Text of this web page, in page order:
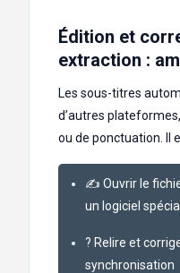
Édition et
extraction :
Les sous-titres
d’autres
ou de ponctuation. Il
✍️ Ouvrir le
un logiciel
? Relire et
synchronisation